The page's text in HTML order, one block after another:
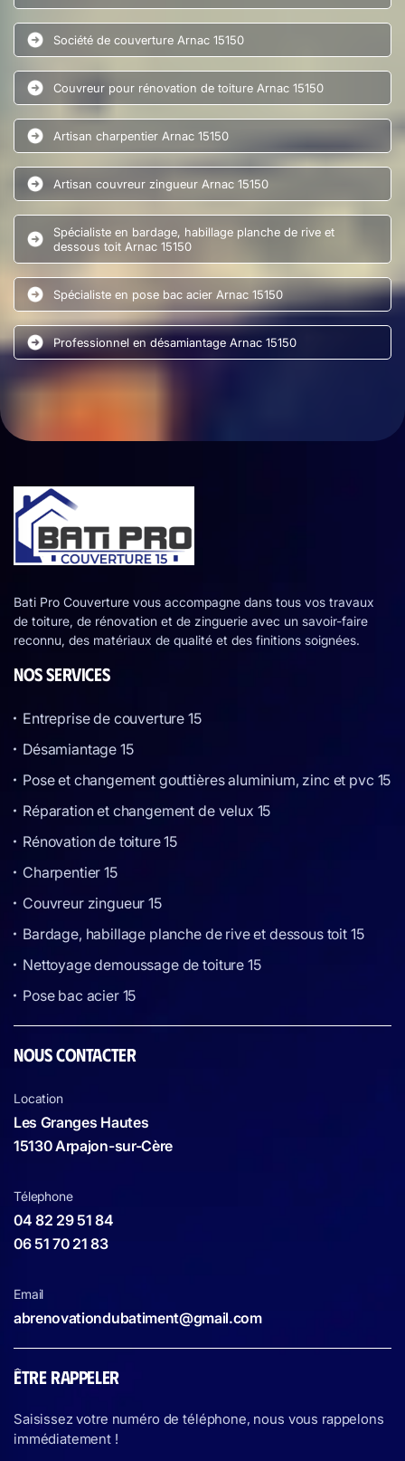
Société de couverture Arnac 15150
Couvreur pour rénovation de toiture Arnac 15150
Artisan charpentier Arnac 15150
Artisan couvreur zingueur Arnac 15150
Spécialiste en bardage, habillage planche de rive et
dessous toit Arnac 15150
Spécialiste en pose bac acier Arnac 15150
Professionnel en désamiantage Arnac 15150
Bati Pro Couverture vous accompagne dans tous vos travaux
de toiture, de rénovation et de zinguerie avec un savoir-faire
reconnu, des matériaux de qualité et des finitions soignées.
NOS SERVICES
Entreprise de couverture 15
Désamiantage 15
Pose et changement gouttières aluminium, zinc et pvc 15
Réparation et changement de velux 15
Rénovation de toiture 15
Charpentier 15
Couvreur zingueur 15
Bardage, habillage planche de rive et dessous toit 15
Nettoyage demoussage de toiture 15
Pose bac acier 15
NOUS CONTACTER
Location
Les Granges Hautes
15130 Arpajon-sur-Cère
Télephone
04 82 29 51 84
06 51 70 21 83
Email
abrenovationdubatiment@gmail.com
ÊTRE RAPPELER
Saisissez votre numéro de téléphone, nous vous rappelons
immédiatement !